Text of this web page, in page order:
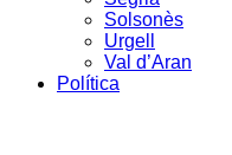
Solsonès
Urgell
Val d’Aran
Política